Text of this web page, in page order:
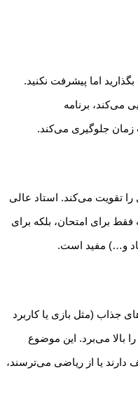
اما پیشرفت نکنید.
می‌کند، برنامه
جلوگیری می‌کند.
تقویت می‌کند. استاد عالی
فقط برای امتحان، بلکه برای
و…) مفید است.
جذاب (مثل بازی یا کاربرد
بالا می‌برد. این موضوع
یا از ریاضی می‌ترسند،